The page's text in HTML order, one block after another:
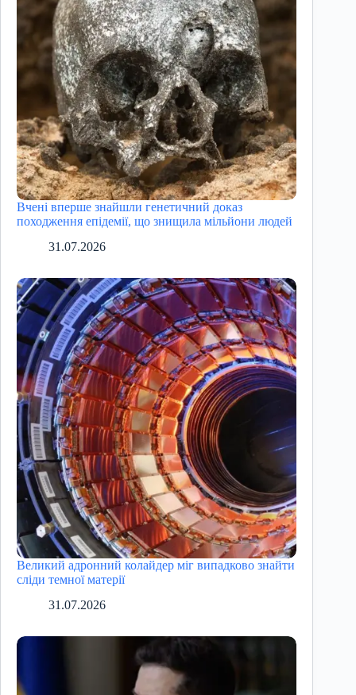
Вчені вперше знайшли генетичний доказ
походження епідемії, що знищила мільйони людей
31.07.2026
Великий адронний колайдер міг випадково знайти
сліди темної матерії
31.07.2026